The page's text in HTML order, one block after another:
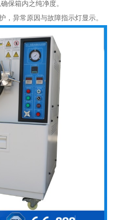
保箱内之纯净度。
异常原因与故障指示灯显示。